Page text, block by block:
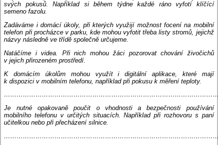
svých pokusů. Například si během týdne každé ráno vyfotí klíčící
semeno fazolu.
Zadáváme i domácí úkoly, při kterých využijí možnost focení na mobilní
telefon při procházce v parku, kde mohou vyfotit třeba listy stromů, jejichž
názvy následně ve třídě společně určujeme.
Natáčíme i videa. Při nich mohou žáci pozorovat chování živočichů
v jejich přirozeném prostředí.
K domácím úkolům mohou využít i digitální aplikace, které mají
k dispozici v mobilním telefonu, například při pokusu k měření teploty.
Je nutné opakovaně poučit o vhodnosti a bezpečnosti používání
mobilního telefonu v určitých situacích. Například při rozhovoru s paní
učitelkou nebo při přecházení silnice.